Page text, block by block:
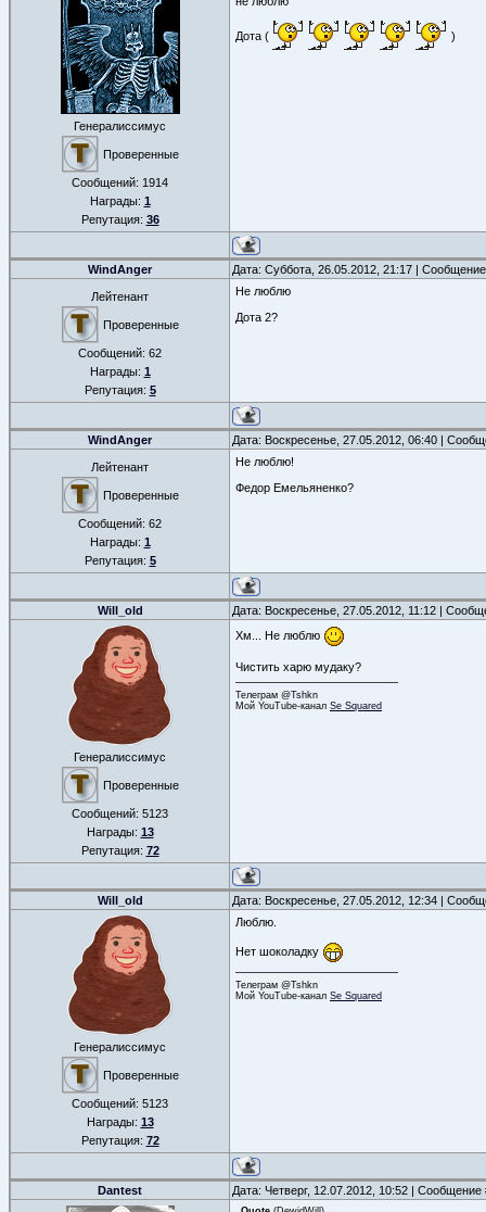
Генералиссимус
Проверенные
Сообщений: 1914
Награды: 1
Репутация: 36
Дота ( )
WindAnger Дата: Суббота, 26.05.2012, 21:17 |
Лейтенант
Проверенные
Сообщений: 62
Награды: 1
Репутация: 5
Не люблю
Дота 2?
WindAnger Дата: Воскресенье, 27.05.2012, 06:40 |
Лейтенант
Проверенные
Сообщений: 62
Награды: 1
Репутация: 5
Не люблю!
Федор Емельяненко?
Will_old Дата: Воскресенье, 27.05.2012, 11:12 |
Генералиссимус
Проверенные
Сообщений: 5123
Награды: 13
Репутация: 72
Хм... Не люблю
Чистить харю мудаку?
Телеграм @Tshkn
Мой YouTube-канал Se Squared
Will_old Дата: Воскресенье, 27.05.2012, 12:34 |
Генералиссимус
Проверенные
Сообщений: 5123
Награды: 13
Репутация: 72
Люблю.
Нет шоколадку
Телеграм @Tshkn
Мой YouTube-канал Se Squared
Dantest Дата: Четверг, 12.07.2012, 10:52 |